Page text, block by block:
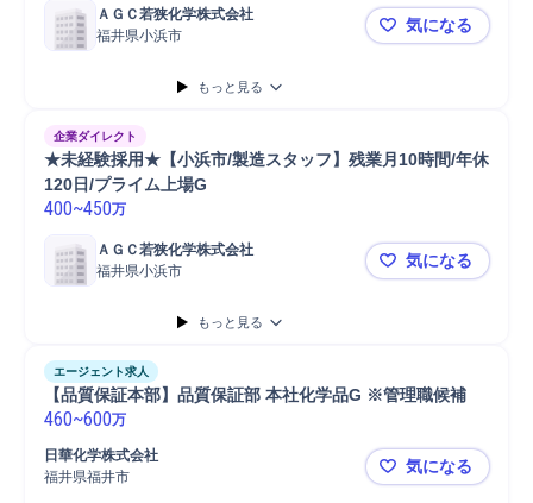
ＡＧＣ若狭化学株式会社
福井県小浜市
経験を活か
気になる
もっと見る
企業ダイレクト
★未経験採用★【小浜市/製造スタッフ】残業月10時間/年休
120日/プライム上場G
400~450万
ＡＧＣ若狭化学株式会社
福井県小浜市
★未経験採
気になる
もっと見る
エージェント求人
【品質保証本部】品質保証部 本社化学品G ※管理職候補
460~600万
日華化学株式会社
福井県福井市
【品質保証
気になる